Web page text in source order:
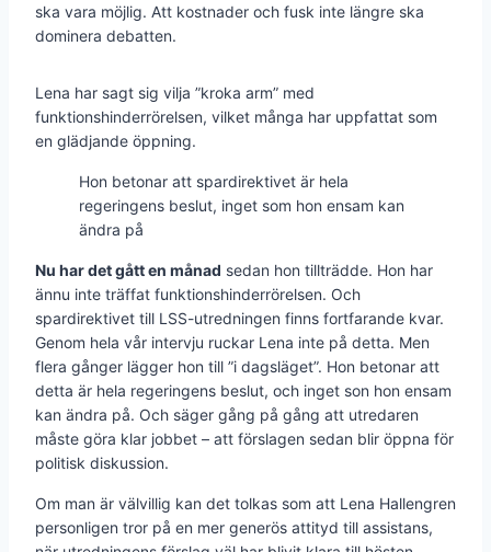
ska vara möjlig. Att kostnader och fusk inte längre ska
dominera debatten.
Lena har sagt sig vilja ”kroka arm” med
funktionshinderrörelsen, vilket många har uppfattat som
en glädjande öppning.
Hon betonar att spardirektivet är hela
regeringens beslut, inget som hon ensam kan
ändra på
Nu har det gått en månad sedan hon tillträdde. Hon har
ännu inte träffat funktionshinderrörelsen. Och
spardirektivet till LSS-utredningen finns fortfarande kvar.
Genom hela vår intervju ruckar Lena inte på detta. Men
flera gånger lägger hon till ”i dagsläget”. Hon betonar att
detta är hela regeringens beslut, och inget son hon ensam
kan ändra på. Och säger gång på gång att utredaren
måste göra klar jobbet – att förslagen sedan blir öppna för
politisk diskussion.
Om man är välvillig kan det tolkas som att Lena Hallengren
personligen tror på en mer generös attityd till assistans,